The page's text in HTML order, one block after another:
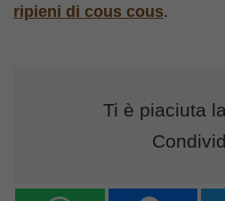
ripieni di cous cous.
Ti è piaciuta